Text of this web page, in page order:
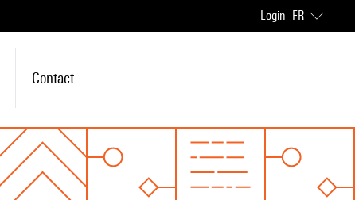
Login FR
Contact